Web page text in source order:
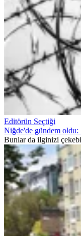
Editörün Seçtiği
Niğde'de gündem oldu:
Bunlar da ilginizi